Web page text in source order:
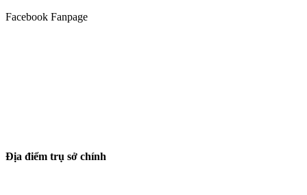
Facebook Fanpage
Địa điểm trụ sở chính